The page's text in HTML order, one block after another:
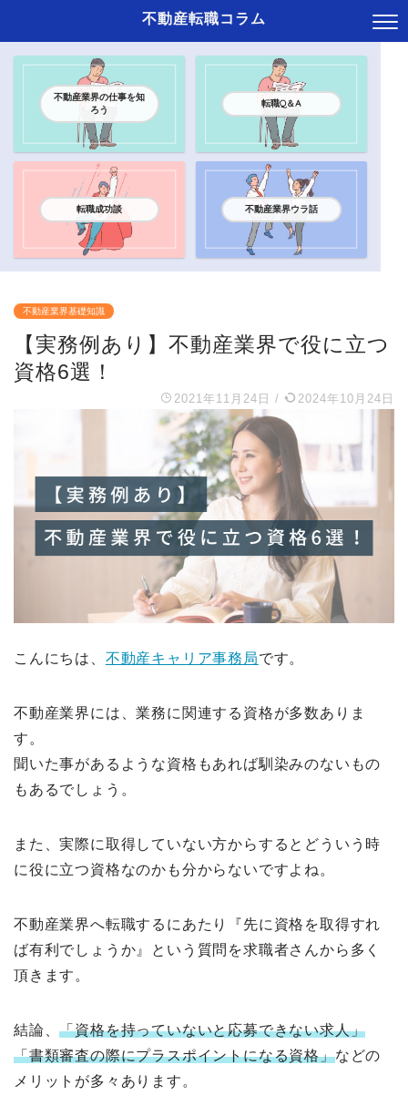
不動産転職コラム
不動産業界の仕事を知
ろう
転職Q＆A
転職成功談 不動産業界ウラ話
不動産業界基礎知識
【実務例あり】不動産業界で役に立つ
資格6選！
2021年11月24日 / 2024年10月24日
こんにちは、 不動産キャリア事務局です。
不動産業界には、業務に関連する資格が多数ありま
す。
聞いた事があるような資格もあれば馴染みのないもの
もあるでしょう。
また、実際に取得していない方からするとどういう時
に役に立つ資格なのかも分からないですよね。
不動産業界へ転職するにあたり『先に資格を取得すれ
ば有利でしょうか』という質問を求職者さんから多く
頂きます。
結論、「資格を持っていないと応募できない求人」
「書類審査の際にプラスポイントになる資格」などの
メリットが多々あります。